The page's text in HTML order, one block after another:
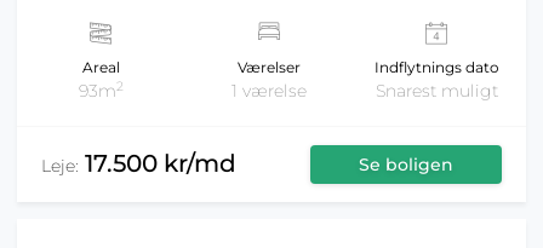
Areal
93m2
Værelser
1 værelse
Indflytnings dato
Snarest muligt
Leje: 17.500 kr/md Se boligen